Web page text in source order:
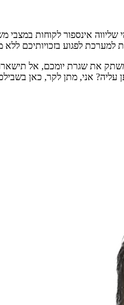
אינספור לקוחות במצבי
לפגוע בזכויותיכם
את שגרת יומכם, אל
אני, מתן לקר, כאן